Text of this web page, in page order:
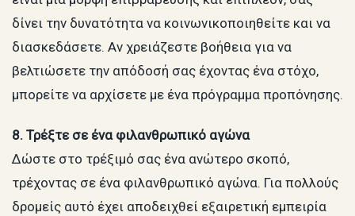
δίνει την δυνατότητα να κοινωνικοποιηθείτε και να
διασκεδάσετε. Αν χρειάζεστε βοήθεια για να
βελτιώσετε την απόδοσή σας έχοντας ένα στόχο,
μπορείτε να αρχίσετε με ένα πρόγραμμα προπόνησης.
8. Τρέξτε σε ένα φιλανθρωπικό αγώνα
Δώστε στο τρέξιμό σας ένα ανώτερο σκοπό,
τρέχοντας σε ένα φιλανθρωπικό αγώνα. Για πολλούς
δρομείς αυτό έχει αποδειχθεί εξαιρετική εμπειρία